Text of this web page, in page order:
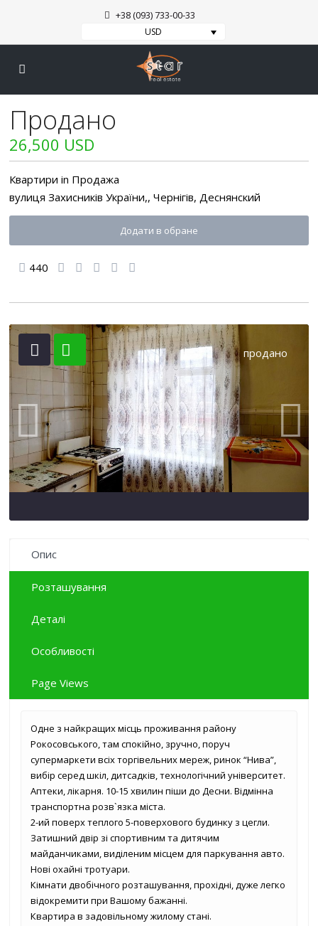
+38 (093) 733-00-33
USD
Продано
26,500 USD
Квартири in Продажа
вулиця Захисників України,, Чернігів, Деснянский
Додати в обране
440
продано
Опис
Розташування
Деталі
Особливості
Page Views
Одне з найкращих місць проживання району
Рокосовського, там спокійно, зручно, поруч
супермаркети всіх торгівельних мереж, ринок “Нива”,
вибір серед шкіл, дитсадків, технологічний університет.
Аптеки, лікарня. 10-15 хвилин піши до Десни. Відмінна
транспортна розв`язка міста.
2-ий поверх теплого 5-поверхового будинку з цегли.
Затишний двір зі спортивним та дитячим
майданчиками, виділеним місцем для паркування авто.
Нові охайні тротуари.
Кімнати двобічного розташування, прохідні, дуже легко
відокремити при Вашому бажанні.
Квартира в задовільному жилому стані.